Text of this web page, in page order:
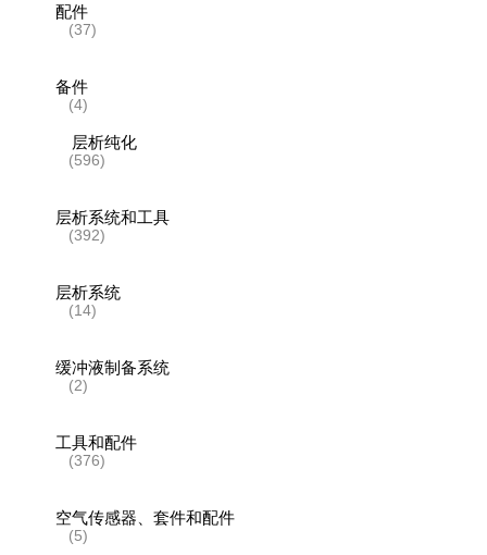
配件
(37)
备件
(4)
层析纯化
(596)
层析系统和工具
(392)
层析系统
(14)
缓冲液制备系统
(2)
工具和配件
(376)
空气传感器、套件和配件
(5)